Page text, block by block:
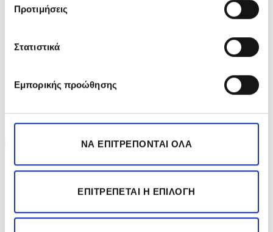
Προτιμήσεις
Στατιστικά
Εμπορικής προώθησης
ΝΑ ΕΠΙΤΡΈΠΟΝΤΑΙ ΌΛΑ
ΕΠΙΤΡΈΠΕΤΑΙ Η ΕΠΙΛΟΓΉ
Προχωρήστε με το απαραίτητο σαμπουάν.
ΣΧΕΤΙΚΆ ΠΡΟΪΌΝΤΑ
-35%